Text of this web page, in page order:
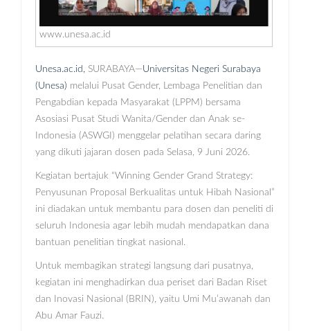
www.unesa.ac.id
Unesa.ac.id, SURABAYA—Universitas Negeri Surabaya
(Unesa) melalui Pusat Gender, Lembaga Penelitian dan
Pengabdian kepada Masyarakat (LPPM) bersama
Asosiasi Pusat Studi Wanita/Gender dan Anak se-
Indonesia (ASWGI) menggelar pelatihan secara daring
yang dikuti jajaran dosen pada Selasa, 9 Juni 2026.
Kegiatan bertajuk “Winning Gender Grand Strategy:
Penyusunan Proposal Berkualitas untuk Hibah Nasional”
ini diadakan untuk membantu para dosen dan peneliti di
seluruh Indonesia agar lebih mudah mendapatkan dana
bantuan penelitian tingkat nasional.
Untuk membagikan strategi langsung dari pusatnya,
kegiatan ini menghadirkan dua periset dari Badan Riset
dan Inovasi Nasional (BRIN), yaitu Umi Mu’awanah dan
Abu Amar Fauzi.